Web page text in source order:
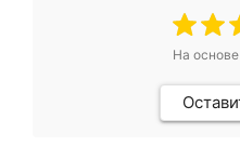
На основе